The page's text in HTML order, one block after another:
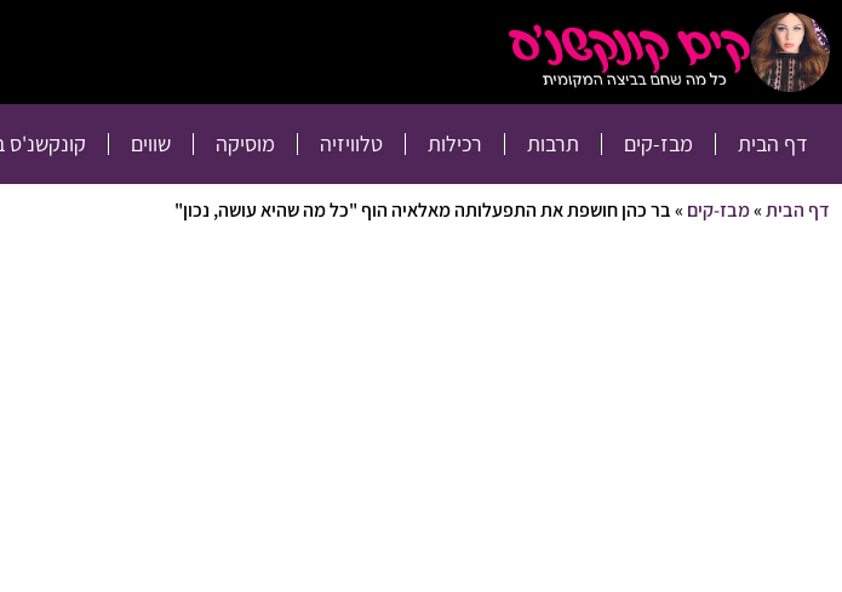
דף הבית מבז-קים תרבות רכילות טלוויזיה מוסיקה שווים קונקשנ'ס
דף הבית»מבז-קים »בר כהן חושפת את התפעלותה מאלאיה הוף "כל מה שהיא עושה, נכון"